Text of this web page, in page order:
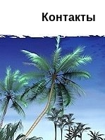
Контакты